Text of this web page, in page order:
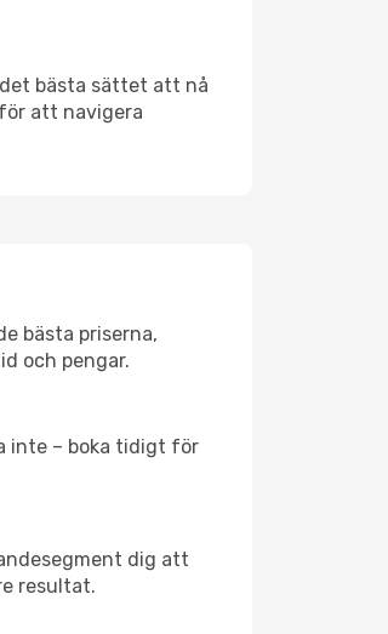
bästa sättet att nå
att navigera
bästa priserna,
och pengar.
inte – boka tidigt för
dig att
resultat.